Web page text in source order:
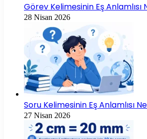
Görev Kelimesinin Eş Anlamlısı
28 Nisan 2026
Soru Kelimesinin Eş Anlamlısı
27 Nisan 2026